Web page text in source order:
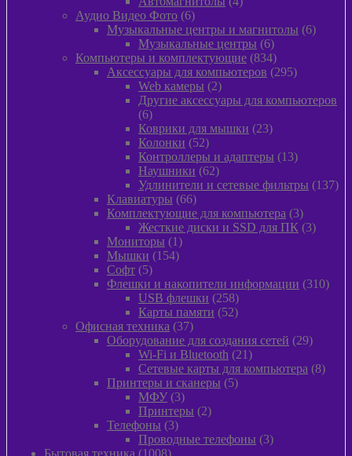
Аудио Видео Фото 66
товаров
Музыкальные центры и магнитолы 66
Музыкальные центры 66
товаров
Компьютеры и комплектующие 834834
товара
Аксессуары для компьютеров 295295
Web камеры 22
товара
Другие аксессуары для компьютеров
66
товаров
Коврики для мышки 2323
Колонки 5252
товара
Контроллеры и адаптеры 1313
Наушники 6262
товара
Удлинители и сетевые фильтры 137137
Клавиатуры 6666
товаров
Комплектующие для компьютера 33
товара
Жесткие диски и SSD для ПК 33
Мониторы 11
товар
Мышки 154154
Софт 55
товаров
Флешки и накопители информации 310310
USB флешки 258258
товаров
Карты памяти 5252
Офисная техника 3737
товаров
Оборудование для создания сетей 2929
Wi-Fi и Bluetooth 2121
товар
Сетевые карты для компьютера 88
Принтеры и сканеры 55
МФУ 33
товара
Принтеры 22
Телефоны 33
товара
Проводные телефоны 33
1008